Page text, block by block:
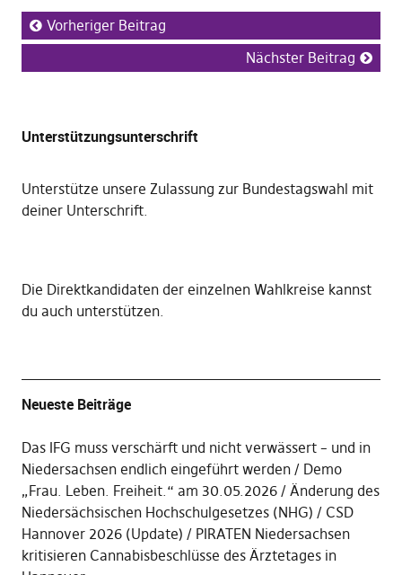
Vorheriger Beitrag
Nächster Beitrag
Unterstützungsunterschrift
Unterstütze unsere Zulassung zur Bundestagswahl mit
deiner Unterschrift.
Die Direktkandidaten der einzelnen Wahlkreise kannst
du auch unterstützen.
Neueste Beiträge
Das IFG muss verschärft und nicht verwässert – und in
Niedersachsen endlich eingeführt werden
Demo
„Frau. Leben. Freiheit.“ am 30.05.2026
Änderung des
Niedersächsischen Hochschulgesetzes (NHG)
CSD
Hannover 2026 (Update)
PIRATEN Niedersachsen
kritisieren Cannabisbeschlüsse des Ärztetages in